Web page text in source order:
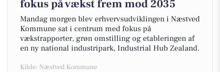
fokus på vækst frem mod 2035
Mandag morgen blev erhvervsudviklingen i Næstved
Kommune sat i centrum med fokus på
vækstrapporter, grøn omstilling og etableringen af
en ny national industripark, Industrial Hub Zealand.
Kilde: Næstved Kommune